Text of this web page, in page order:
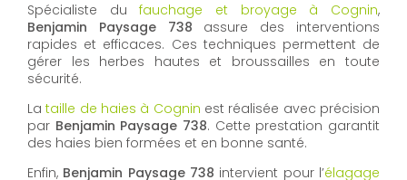
Spécialiste dufauchage et broyage à Cognin,
Benjamin Paysage 738 assure des interventions
rapides et efficaces. Ces techniques permettent de
gérer les herbes hautes et broussailles en toute
sécurité.
Lataille de haies à Cognin est réalisée avec précision
par Benjamin Paysage 738. Cette prestation garantit
des haies bien formées et en bonne santé.
Enfin, Benjamin Paysage 738 intervient pour l’élagage